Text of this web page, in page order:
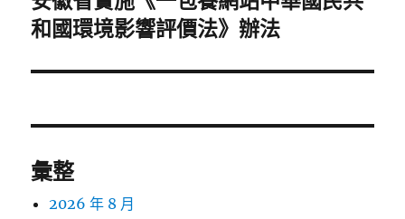
一
文
和國環境影響評價法》辦法
彙整
2026 年 8 月